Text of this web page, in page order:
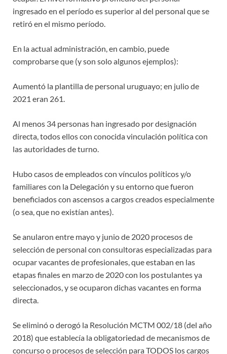
ingresado en el período es superior al del personal que se
retiró en el mismo período.
En la actual administración, en cambio, puede
comprobarse que (y son solo algunos ejemplos):
Aumentó la plantilla de personal uruguayo; en julio de
2021 eran 261.
Al menos 34 personas han ingresado por designación
directa, todos ellos con conocida vinculación política con
las autoridades de turno.
Hubo casos de empleados con vínculos políticos y/o
familiares con la Delegación y su entorno que fueron
beneficiados con ascensos a cargos creados especialmente
(o sea, que no existían antes).
Se anularon entre mayo y junio de 2020 procesos de
selección de personal con consultoras especializadas para
ocupar vacantes de profesionales, que estaban en las
etapas finales en marzo de 2020 con los postulantes ya
seleccionados, y se ocuparon dichas vacantes en forma
directa.
Se eliminó o derogó la Resolución MCTM 002/18 (del año
2018) que establecía la obligatoriedad de mecanismos de
concurso o procesos de selección para TODOS los cargos